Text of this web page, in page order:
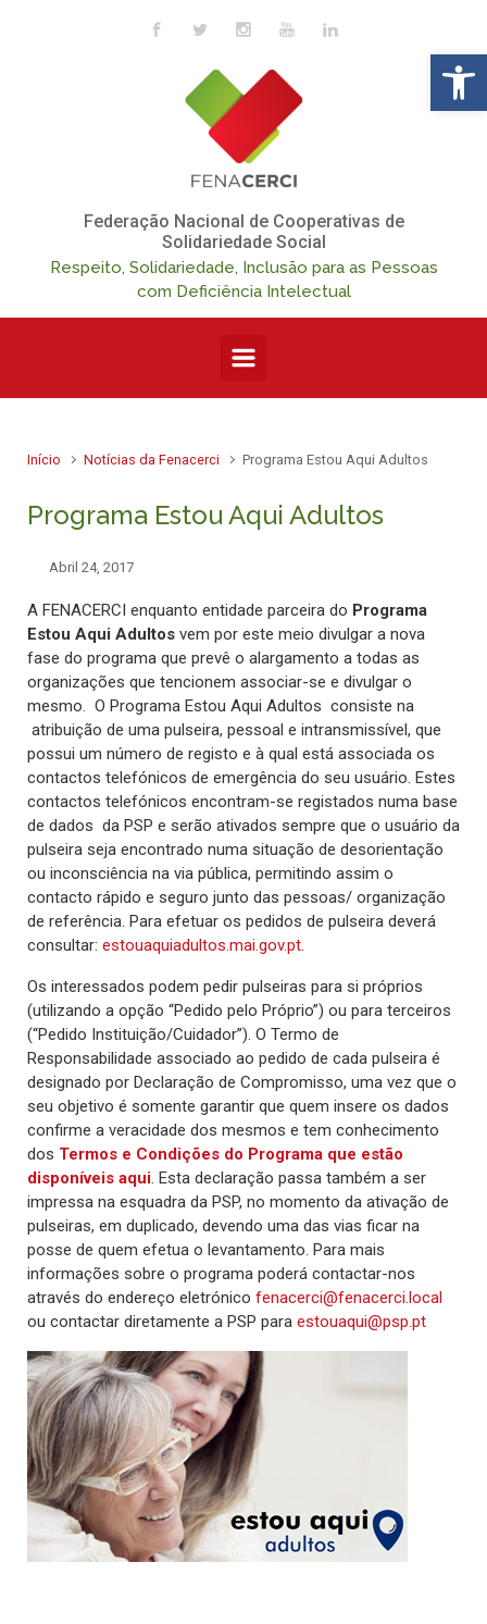
Skip to main content
Federação Nacional de Cooperativas de
Solidariedade Social
Respeito, Solidariedade, Inclusão para as Pessoas
com Deficiência Intelectual
Início Notícias da Fenacerci Programa Estou Aqui Adultos
Programa Estou Aqui Adultos
Abril 24, 2017
A FENACERCI enquanto entidade parceira do Programa
Estou Aqui Adultos vem por este meio divulgar a nova
fase do programa que prevê o alargamento a todas as
organizações que tencionem associar-se e divulgar o
mesmo. O Programa Estou Aqui Adultos consiste na
atribuição de uma pulseira, pessoal e intransmissível, que
possui um número de registo e à qual está associada os
contactos telefónicos de emergência do seu usuário. Estes
contactos telefónicos encontram-se registados numa base
de dados da PSP e serão ativados sempre que o usuário da
pulseira seja encontrado numa situação de desorientação
ou inconsciência na via pública, permitindo assim o
contacto rápido e seguro junto das pessoas/ organização
de referência. Para efetuar os pedidos de pulseira deverá
consultar: estouaquiadultos.mai.gov.pt.
Os interessados podem pedir pulseiras para si próprios
(utilizando a opção “Pedido pelo Próprio”) ou para terceiros
(“Pedido Instituição/Cuidador”). O Termo de
Responsabilidade associado ao pedido de cada pulseira é
designado por Declaração de Compromisso, uma vez que o
seu objetivo é somente garantir que quem insere os dados
confirme a veracidade dos mesmos e tem conhecimento
dos Termos e Condições do Programa que estão
disponíveis aqui. Esta declaração passa também a ser
impressa na esquadra da PSP, no momento da ativação de
pulseiras, em duplicado, devendo uma das vias ficar na
posse de quem efetua o levantamento. Para mais
informações sobre o programa poderá contactar-nos
através do endereço eletrónico fenacerci@fenacerci.local
ou contactar diretamente a PSP para estouaqui@psp.pt